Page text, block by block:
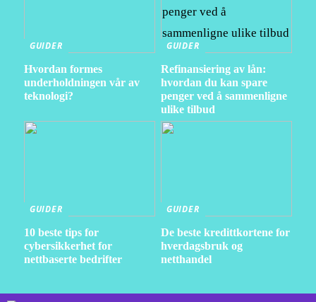
GUIDER
Hvordan formes
underholdningen vår av
teknologi?
GUIDER
Refinansiering av lån:
hvordan du kan spare
penger ved å sammenligne
ulike tilbud
GUIDER
10 beste tips for
cybersikkerhet for
nettbaserte bedrifter
GUIDER
De beste kredittkortene for
hverdagsbruk og
netthandel